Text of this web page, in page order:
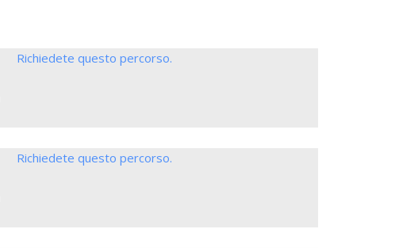
Richiedete questo percorso.
Richiedete questo percorso.